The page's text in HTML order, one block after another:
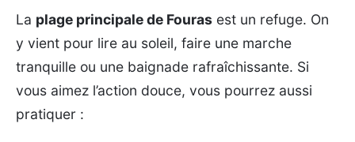
La plage principale de Fouras est un refuge. On
y vient pour lire au soleil, faire une marche
tranquille ou une baignade rafraîchissante. Si
vous aimez l’action douce, vous pourrez aussi
pratiquer :